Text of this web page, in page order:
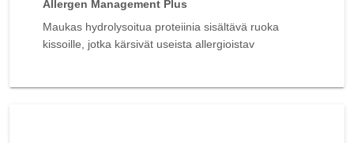
Allergen Management Plus
Maukas hydrolysoitua proteiinia sisältävä ruoka
kissoille, jotka kärsivät useista allergioistav